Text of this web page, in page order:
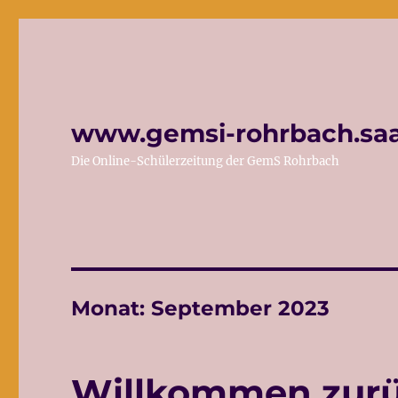
www.gemsi-
Die Online-Schülerzeitung der GemS Rohrbach
Monat:September 2023